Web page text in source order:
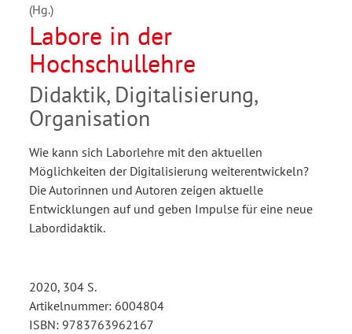
(Hg.)
Labore in der
Hochschullehre
Didaktik, Digitalisierung,
Organisation
Wie kann sich Laborlehre mit den aktuellen
Möglichkeiten der Digitalisierung weiterentwickeln?
Die Autorinnen und Autoren zeigen aktuelle
Entwicklungen auf und geben Impulse für eine neue
Labordidaktik.
2020, 304 S.
Artikelnummer: 6004804
ISBN: 9783763962167